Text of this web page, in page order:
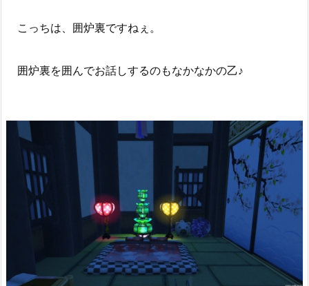
こっちは、囲炉裏ですねぇ。
囲炉裏を囲んでお話しするのもなかなかの乙♪